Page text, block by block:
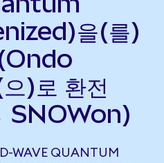
을(를)
)로 환전
WAVE QUANTUM